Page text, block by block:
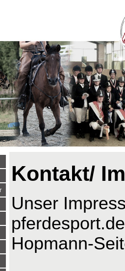
Kontakt/
Unser
Hopmann-